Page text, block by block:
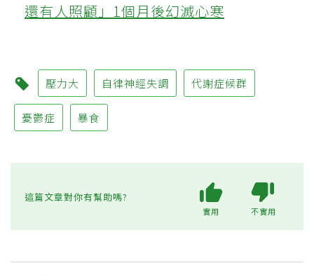
還有人照顧」1個月後幻滅心寒
壓力大 自律神經失調 代謝症候群
憂鬱症 暴食
這篇文章對你有幫助嗎?
實用 不實用